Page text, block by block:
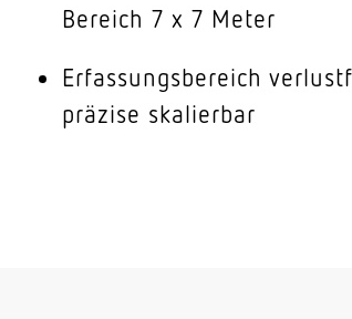
Bereich 7 x 7 Meter
Erfassungsbereich
präzise skalierbar